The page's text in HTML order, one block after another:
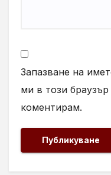
Запазване на
ми в този
коментирам.